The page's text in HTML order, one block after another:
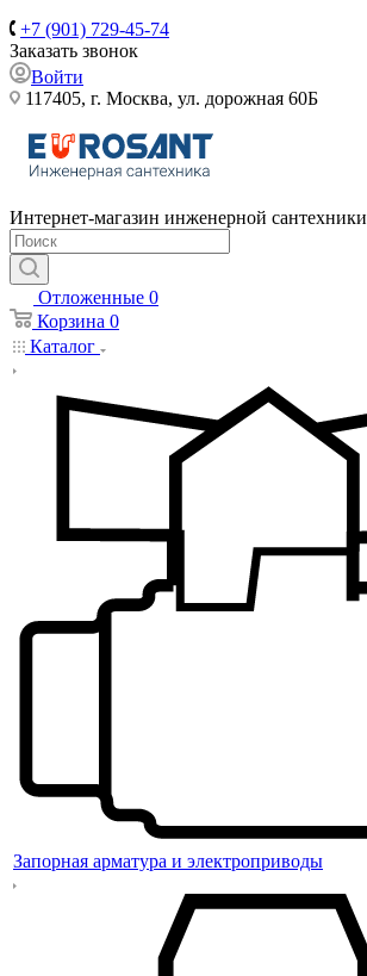
+7 (901) 729-45-74
Заказать звонок
Войти
117405, г. Москва, ул. дорожная 60Б
Интернет-магазин инженерной сантехники
Отложенные 0
Корзина 0
Каталог
Запорная арматура и электроприводы